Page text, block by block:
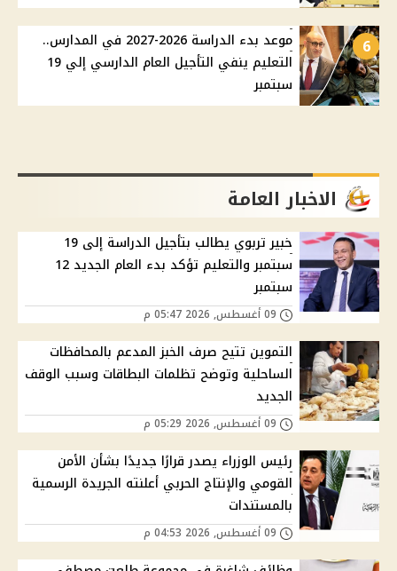
6
موعد بدء الدراسة 2026-2027 في المدارس..
التعليم ينفي التأجيل العام الدارسي إلي 19
سبتمبر
الاخبار العامة
خبير تربوي يطالب بتأجيل الدراسة إلى 19
سبتمبر والتعليم تؤكد بدء العام الجديد 12
سبتمبر
التموين تتيح صرف الخبز المدعم بالمحافظات
الساحلية وتوضح تظلمات البطاقات وسبب الوقف
الجديد
رئيس الوزراء يصدر قرارًا جديدًا بشأن الأمن
القومي والإنتاج الحربي أعلنته الجريدة الرسمية
بالمستندات